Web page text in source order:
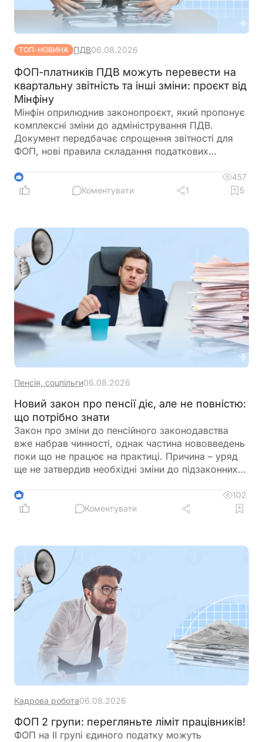
ТОП-НОВИНА ПДВ06.08.2026
ФОП-платників ПДВ можуть перевести на
квартальну звітність та інші зміни: проєкт від
Мінфіну
Мінфін оприлюднив законопроєкт, який пропонує
комплексні зміни до адміністрування ПДВ.
Документ передбачає спрощення звітності для
ФОП, нові правила складання податкових
бюджетного відшкодування та запровадження
квартального звітного періоду для підприємців –
1
457
Коментувати
1 5
Пенсія, соцпільги06.08.2026
Новий закон про пенсії діє, але не повністю:
що потрібно знати
Закон про зміни до пенсійного законодавства
вже набрав чинності, однак частина нововведень
поки що не працює на практиці. Причина – уряд
ще не затвердив необхідні зміни до підзаконних
нових правил щодо підтвердження страхового
стажу та призначення пенсій
2
102
Коментувати
Кадрова робота06.08.2026
ФОП 2 групи: перегляньте ліміт працівників!
ФОП на ІІ групі єдиного податку можуть